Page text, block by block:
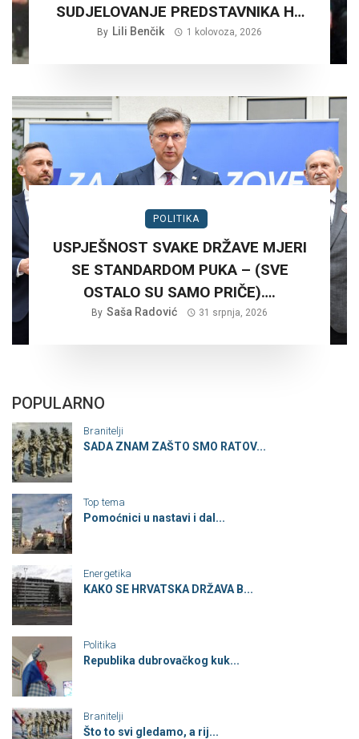
SUDJELOVANJE PREDSTAVNIKA HV
NA RUŠNJAKU KOD BADERNE 27,
By Lili Benčik 1 kolovoza, 2026
POLITIKA
USPJEŠNOST SVAKE DRŽAVE MJERI
SE STANDARDOM PUKA – (SVE
OSTALO SU SAMO PRIČE)….
By Saša Radović 31 srpnja, 2026
POPULARNO
Branitelji
SADA ZNAM ZAŠTO SMO RATOV...
Top tema
Pomoćnici u nastavi i dal...
Energetika
KAKO SE HRVATSKA DRŽAVA B...
Politika
Republika dubrovačkog kuk...
Branitelji
Što to svi gledamo, a rij...